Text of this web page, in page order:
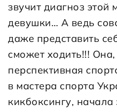
звучит диагноз этой
девушки… А ведь
даже представить
сможет ходить!!!
перспективная
в мастера спорта
кикбоксингу, начала